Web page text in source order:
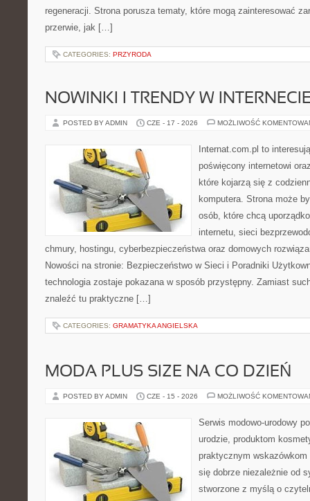
regeneracji. Strona porusza tematy, które mogą zainteresować
przerwie, jak […]
CATEGORIES: PRZYRODA
NOWINKI I TRENDY W
POSTED BY ADMIN CZE - 17 - 2026 MOŻLIWOŚĆ
Internat.com.pl to
poświęcony internetowi
które kojarzą się z
komputera. Strona może
osób, które chcą
internetu, sieci
chmury, hostingu, cyberbezpieczeństwa oraz domowych
Nowości na stronie: Bezpieczeństwo w Sieci i Poradniki
technologia zostaje pokazana w sposób przystępny. Zamiast
znaleźć tu praktyczne […]
CATEGORIES: GRAMATYKA ANGIELSKA
MODA PLUS SIZE NA CO DZIEŃ
POSTED BY ADMIN CZE - 15 - 2026 MOŻLIWOŚĆ
Serwis modowo-urodowy
urodzie, produktom
praktycznym
się dobrze niezależnie od
stworzone z myślą o